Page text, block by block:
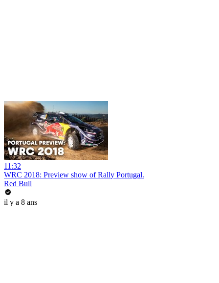
11:32
WRC 2018: Preview show of Rally Portugal.
Red Bull
il y a 8 ans